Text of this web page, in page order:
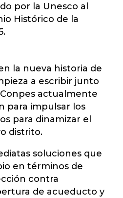
por la Unesco al
Histórico de la
la nueva historia de
a escribir junto
actualmente
para impulsar los
para dinamizar el
distrito.
soluciones que
en términos de
contra
de acueducto y